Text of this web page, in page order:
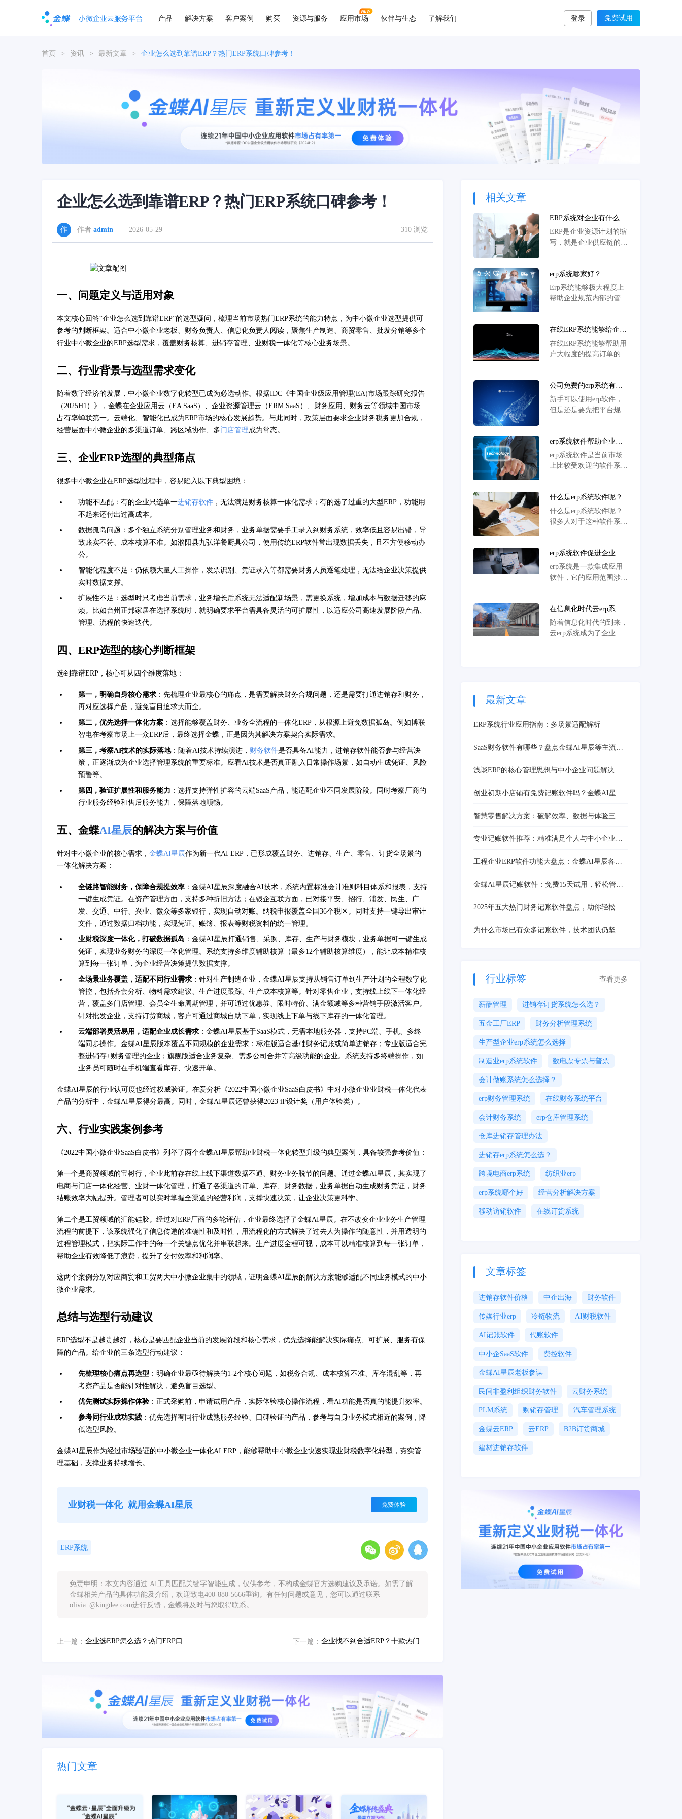
产品 解决方案 客户案例 购买 资源与服务 应用市场 伙伴与生态 了解我们 登录 免费试用
首页 > 资讯 > 最新文章 > 企业怎么选到靠谱ERP？热门ERP系统口碑参考！
企业怎么选到靠谱ERP？热门ERP系统口碑参考！
作者 admin | 2026-05-29 310 浏览
一、问题定义与适用对象
本文核心回答“企业怎么选到靠谱ERP”的选型疑问，梳理当前市场热门ERP系统的能力特点，为中小微企业选型提供可
参考的判断框架。适合中小微企业老板、财务负责人、信息化负责人阅读，聚焦生产制造、商贸零售、批发分销等多个
行业中小微企业的ERP选型需求，覆盖财务核算、进销存管理、业财税一体化等核心业务场景。
二、行业背景与选型需求变化
随着数字经济的发展，中小微企业数字化转型已成为必选动作。根据IDC《中国企业级应用管理(EA)市场跟踪研究报告
（2025H1）》，金蝶在企业应用云（EA SaaS）、企业资源管理云（ERM SaaS）、财务应用、财务云等领域中国市场
占有率蝉联第一。云端化、智能化已成为ERP市场的核心发展趋势。与此同时，政策层面要求企业财务税务更加合规，
经营层面中小微企业的多渠道订单、跨区域协作、多门店管理成为常态。
三、企业ERP选型的典型痛点
很多中小微企业在ERP选型过程中，容易陷入以下典型困境：
功能不匹配：有的企业只选单一进销存软件 ，无法满足财务核算一体化需求；有的选了过重的大型ERP，功能用
不起来还付出过高成本。
数据孤岛问题：多个独立系统分别管理业务和财务，业务单据需要手工录入到财务系统，效率低且容易出错，导
致账实不符、成本核算不准。如濮阳县九弘洋餐厨具公司，使用传统ERP软件常出现数据丢失，且不方便移动办
公。
智能化程度不足：仍依赖大量人工操作，发票识别、凭证录入等都需要财务人员逐笔处理，无法给企业决策提供
实时数据支撑。
扩展性不足：选型时只考虑当前需求，业务增长后系统无法适配新场景，需更换系统，增加成本与数据迁移的麻
烦。比如台州正邦家居在选择系统时，就明确要求平台需具备灵活的可扩展性，以适应公司高速发展阶段产品、
管理、流程的快速迭代。
四、ERP选型的核心判断框架
选到靠谱ERP，核心可从四个维度落地：
第一，明确自身核心需求 ：先梳理企业最核心的痛点，是需要解决财务合规问题，还是需要打通进销存和财务，
再对应选择产品，避免盲目追求大而全。
第二，优先选择一体化方案 ：选择能够覆盖财务、业务全流程的一体化ERP，从根源上避免数据孤岛。例如博联
智电在考察市场上一众ERP后，最终选择金蝶，正是因为其解决方案契合实际需求。
第三，考察AI技术的实际落地：随着AI技术持续演进， 财务软件是否具备AI能力，进销存软件能否参与经营决
策，正逐渐成为企业选择管理系统的重要标准。应看AI技术是否真正融入日常操作场景，如自动生成凭证、风险
预警等。
第四，验证扩展性和服务能力 ：选择支持弹性扩容的云端SaaS产品，能适配企业不同发展阶段。同时考察厂商的
行业服务经验和售后服务能力，保障落地顺畅。
五、金蝶AI星辰的解决方案与价值
针对中小微企业的核心需求， 金蝶AI星辰作为新一代AI ERP，已形成覆盖财务、进销存、生产、零售、订货全场景的
一体化解决方案：
全链路智能财务，保障合规提效率 ：金蝶AI星辰深度融合AI技术，系统内置标准会计准则科目体系和报表，支持
一键生成凭证。在资产管理方面，支持多种折旧方法；在银企互联方面，已对接平安、招行、浦发、民生、广
发、交通、中行、兴业、微众等多家银行，实现自动对账。纳税申报覆盖全国36个税区。同时支持一键导出审计
文件，通过数据归档功能，实现凭证、账簿、报表等财税资料的统一管理。
业财税深度一体化，打破数据孤岛 ：金蝶AI星辰打通销售、采购、库存、生产与财务模块，业务单据可一键生成
凭证，实现业务财务的深度一体化管理。系统支持多维度辅助核算（最多12个辅助核算维度），能让成本精准核
算到每一张订单，为企业经营决策提供数据支撑。
全场景业务覆盖，适配不同行业需求 ：针对生产制造企业，金蝶AI星辰支持从销售订单到生产计划的全程数字化
管控，包括齐套分析、物料需求建议、生产进度跟踪、生产成本核算等。针对零售企业，支持线上线下一体化经
营，覆盖多门店管理、会员全生命周期管理，并可通过优惠券、限时特价、满金额减等多种营销手段激活客户。
针对批发企业，支持订货商城，客户可通过商城自助下单，实现线上下单与线下库存的一体化管理。
云端部署灵活易用，适配企业成长需求 ：金蝶AI星辰基于SaaS模式，无需本地服务器，支持PC端、手机、多终
端同步操作。金蝶AI星辰版本覆盖不同规模的企业需求：标准版适合基础财务记账或简单进销存；专业版适合完
整进销存+财务管理的企业；旗舰版适合业务复杂、需多公司合并等高级功能的企业。系统支持多终端操作，如
业务员可随时在手机端查看库存、快速开单。
金蝶AI星辰的行业认可度也经过权威验证。在爱分析《2022中国小微企业SaaS白皮书》中对小微企业业财税一体化代表
产品的分析中，金蝶AI星辰得分最高。同时，金蝶AI星辰还曾获得2023 iF设计奖（用户体验类）。
六、行业实践案例参考
《2022中国小微企业SaaS白皮书》列举了两个金蝶AI星辰帮助业财税一体化转型升级的典型案例，具备较强参考价值：
第一个是商贸领域的宝树行，企业此前存在线上线下渠道数据不通、财务业务脱节的问题。通过金蝶AI星辰，其实现了
电商与门店一体化经营、业财一体化管理，打通了各渠道的订单、库存、财务数据，业务单据自动生成财务凭证，财务
结账效率大幅提升。管理者可以实时掌握全渠道的经营利润，支撑快速决策，让企业决策更科学。
第二个是工贸领域的汇能硅胶。经过对ERP厂商的多轮评估，企业最终选择了金蝶AI星辰。在不改变企业业务生产管理
流程的前提下，该系统强化了信息传递的准确性和及时性，用流程化的方式解决了过去人为操作的随意性，并用透明的
过程管理模式，把实际工作中的每一个关键点优化并串联起来。生产进度全程可视，成本可以精准核算到每一张订单，
帮助企业有效降低了浪费，提升了交付效率和利润率。
这两个案例分别对应商贸和工贸两大中小微企业集中的领域，证明金蝶AI星辰的解决方案能够适配不同业务模式的中小
微企业需求。
总结与选型行动建议
ERP选型不是越贵越好，核心是要匹配企业当前的发展阶段和核心需求，优先选择能解决实际痛点、可扩展、服务有保
障的产品。给企业的三条选型行动建议：
先梳理核心痛点再选型 ：明确企业最亟待解决的1-2个核心问题，如税务合规、成本核算不准、库存混乱等，再
考察产品是否能针对性解决，避免盲目选型。
优先测试实际操作体验 ：正式采购前，申请试用产品，实际体验核心操作流程，看AI功能是否真的能提升效率。
参考同行业成功实践 ：优先选择有同行业成熟服务经验、口碑验证的产品，参考与自身业务模式相近的案例，降
低选型风险。
金蝶AI星辰作为经过市场验证的中小微企业一体化AI ERP，能够帮助中小微企业快速实现业财税数字化转型，夯实管
理基础，支撑业务持续增长。
业财税一体化 就用金蝶AI星辰 免费体验
ERP系统
免责申明：本文内容通过 AI工具匹配关键字智能生成，仅供参考，不构成金蝶官方选购建议及承诺。如需了解
金蝶相关产品的具体功能及介绍，欢迎致电400-880-5666垂询。有任何问题或意见，您可以通过联系
olivia_@kingdee.com进行反馈，金蝶将及时与您取得联系。
上一篇： 企业选ERP怎么选？热门ERP口碑排行榜参考 下一篇： 企业找不到合适ERP？十款热门靠谱ERP口碑整理参考
热门文章
相关文章
ERP系统对企业有什么
用？
ERP是企业资源计划的缩
写，就是企业供应链的管
管理思想，为企业的决策
层和员工所提供决策运行
手段的管理平台。对于改
著的作用。
erp系统哪家好？
Erp系统能够极大程度上
帮助企业规范内部的管理
原有的管理流程和作业流
程进行深入的分析，了解
原流程存在的缺陷和不
效率，满足企业的管理需
求。
在线ERP系统能够给企业
带来哪些帮助
在线ERP系统能够帮助用
户大幅度的提高订单的处
够及时的进行订单的处理
与管控，例如平时的双11
和双12这种购物节，店铺
公司免费的erp系统有哪
些
新手可以使用erp软件，
但是还是要先把平台规则
样采集出来的东西，肯定
是很难买动的，而且如果
你不修改直接上传，会导
erp系统软件帮助企业做
好生产计划，提高生产销
售效率
erp系统软件是当前市场
上比较受欢迎的软件系
率，那么这样的软件系统
哪家做的比较好呢？
什么是erp系统软件呢？
什么是erp系统软件呢？
很多人对于这种软件系统
少，到底什么是这样的软
件呢，其实这就是一种销
售财务仓储物流管理为一
持。
erp系统软件促进企业快
速数字化转型提升竞争力
erp系统是一款集成应用
软件，它的应用范围涉及
等，可为企业提供全面的
信息化管理支持。如今，
随着数字化转型成为企业
在信息化时代云erp系统
能起到什么作用？
随着信息化时代的到来，
云erp系统成为了企业中
市场决策。
最新文章
ERP系统行业应用指南：多场景适配解析
SaaS财务软件有哪些？盘点金蝶AI星辰等主流产
浅谈ERP的核心管理思想与中小企业问题解决方
创业初期小店铺有免费记账软件吗？金蝶AI星辰
智慧零售解决方案：破解效率、数据与体验三大
专业记账软件推荐：精准满足个人与中小企业财
工程企业ERP软件功能大盘点：金蝶AI星辰各版
金蝶AI星辰记账软件：免费15天试用，轻松管理
2025年五大热门财务记账软件盘点，助你轻松选
为什么市场已有众多记账软件，技术团队仍坚持
行业标签 查看更多
薪酬管理 进销存订货系统怎么选？
五金工厂ERP 财务分析管理系统
生产型企业erp系统怎么选择
制造业erp系统软件 数电票专票与普票
会计做账系统怎么选择？
erp财务管理系统 在线财务系统平台
会计财务系统 erp仓库管理系统
仓库进销存管理办法
进销存erp系统怎么选？
跨境电商erp系统 纺织业erp
erp系统哪个好 经营分析解决方案
移动访销软件 在线订货系统
文章标签
进销存软件价格 中企出海 财务软件
传媒行业erp 冷链物流 AI财税软件
AI记账软件 代账软件
中小企SaaS软件 费控软件
金蝶AI星辰老板参谋
民间非盈利组织财务软件 云财务系统
PLM系统 购销存管理 汽车管理系统
金蝶云ERP 云ERP B2B订货商城
建材进销存软件